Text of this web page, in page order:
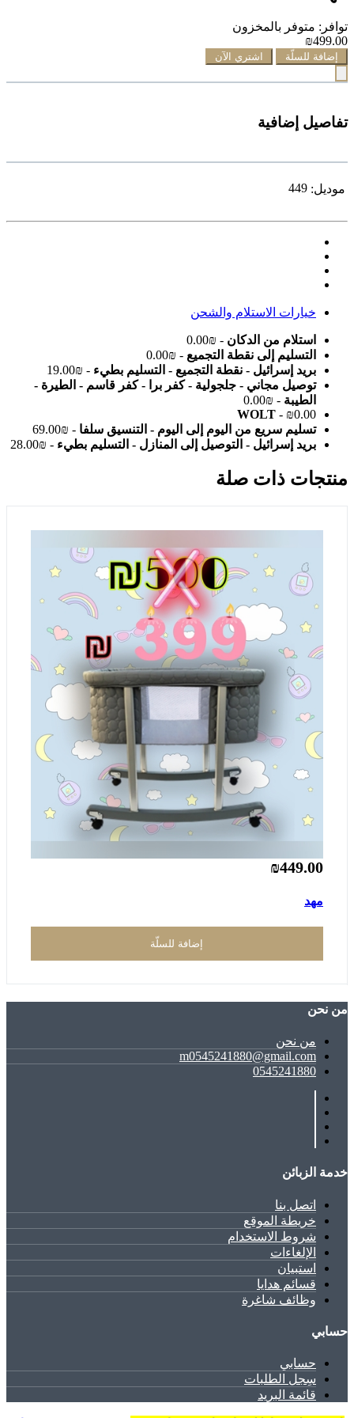
توافر: متوفر بالمخزون
₪499.00
إضافة للسلّة اشتري الآن
تفاصيل إضافية
موديل: 449
خيارات الاستلام والشحن
استلام من الدكان - ₪0.00
التسليم إلى نقطة التجميع - ₪0.00
بريد إسرائيل - نقطة التجميع - التسليم بطيء - ₪19.00
توصيل مجاني - جلجولية - كفر برا - كفر قاسم - الطيرة -
الطيبة - ₪0.00
WOLT - ₪0.00
تسليم سريع من اليوم إلى اليوم - التنسيق سلفا - ₪69.00
بريد إسرائيل - التوصيل إلى المنازل - التسليم بطيء - ₪28.00
منتجات ذات صلة
₪449.00
مهد
إضافة للسلّة
ﻣﻦ ﻧﺤﻦ
ﻣﻦ ﻧﺤﻦ
m0545241880@gmail.com
0545241880
خدمة الزبائن
اتصل بنا
خريطة الموقع
شروط الاستخدام
الإلغاءات
استبيان
قسائم هدايا
وظائف شاغرة
حسابي
حسابي
سِجل الطلبات
قائمة البريد